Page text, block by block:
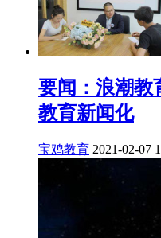
要闻：浪潮教
教育新闻化
宝鸡教育 2021-02-07